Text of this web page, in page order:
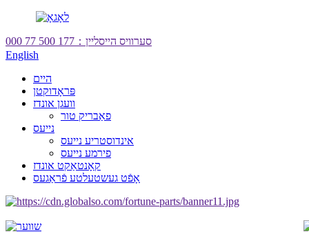
סערוויס הייסליין： 177 500 77 000
English
היים
פּראָדוקטן
וועגן אונדז
פאַבריק טור
נייעס
אינדוסטריע נייעס
פירמע נייעס
קאָנטאַקט אונדז
אָפֿט געשטעלטע פֿראַגעס